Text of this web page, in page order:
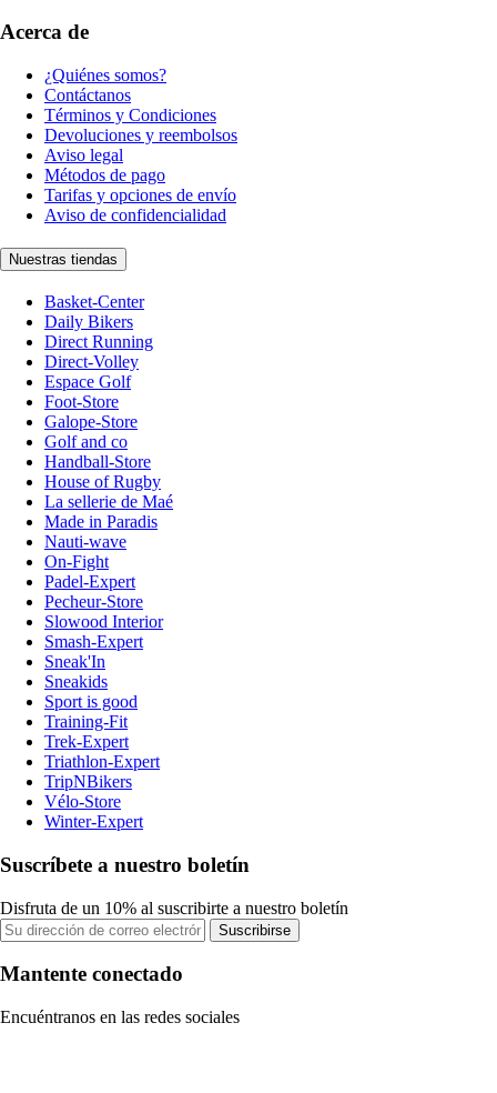
Acerca de
¿Quiénes somos?
Contáctanos
Términos y Condiciones
Devoluciones y reembolsos
Aviso legal
Métodos de pago
Tarifas y opciones de envío
Aviso de confidencialidad
Nuestras tiendas
Basket-Center
Daily Bikers
Direct Running
Direct-Volley
Espace Golf
Foot-Store
Galope-Store
Golf and co
Handball-Store
House of Rugby
La sellerie de Maé
Made in Paradis
Nauti-wave
On-Fight
Padel-Expert
Pecheur-Store
Slowood Interior
Smash-Expert
Sneak'In
Sneakids
Sport is good
Training-Fit
Trek-Expert
Triathlon-Expert
TripNBikers
Vélo-Store
Winter-Expert
Suscríbete a nuestro boletín
Disfruta de un 10% al suscribirte a nuestro boletín
Suscribirse
Mantente conectado
Encuéntranos en las redes sociales